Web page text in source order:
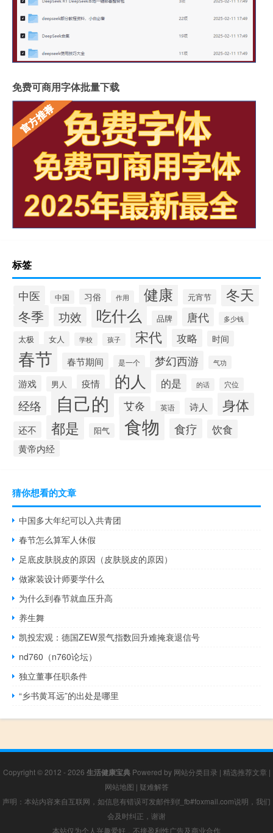
免费可商用字体批量下载
标签
中医 中国 习俗 作用 健康 元宵节 冬天
冬季 功效 吃什么 品牌 唐代 多少钱
太极 女人 学校 孩子 宋代 攻略 时间
春节 春节期间 是一个 梦幻西游 气功
游戏 男人 疫情 的人 的是 的话 穴位
经络 自己的 艾灸 英语 诗人 身体
还不 都是 阳气 食物 食疗 饮食
黄帝内经
猜你想看的文章
中国多大年纪可以入共青团
春节怎么算军人休假
足底皮肤脱皮的原因（皮肤脱皮的原因）
做家装设计师要学什么
为什么到春节就血压升高
养生舞
凯投宏观：德国ZEW景气指数回升难掩衰退信号
nd760（n760论坛）
独立董事任职条件
“乡书黄耳远”的出处是哪里
Copyright © 2012 - 2026 生活健康宝典Powered by 网站分类目录 | 精选推荐文章 |
网站地图 | 疑难解答
声明：本站内容来自互联网，如信息有错误可发邮件到f_fb#foxmail.com说明，我们
会及时纠正，谢谢
本站仅为个人兴趣爱好，不接盈利性广告及商业合作